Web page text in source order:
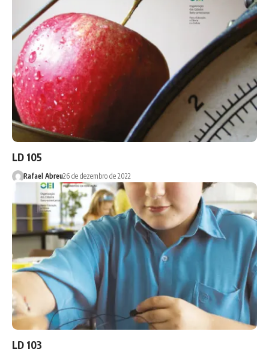
LD 105
Rafael Abreu26 de dezembro de 2022
LD 103